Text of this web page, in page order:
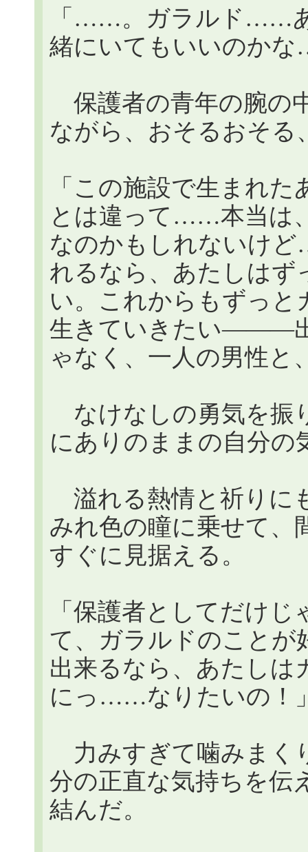
「……。ガラルド……
緒にいてもいいのか
保護者の青年の腕の
ながら、おそるおそる
「この施設で生まれ
とは違って……本当は
なのかもしれないけ
れるなら、あたしはず
い。これからもずっと
生きていきたい―――
ゃなく、一人の男性
なけなしの勇気を振
にありのままの自分の
溢れる熱情と祈りに
みれ色の瞳に乗せて、
すぐに見据える。
「保護者としてだけ
て、ガラルドのこと
出来るなら、あたしは
にっ……なりたいの！
力みすぎて噛みまく
分の正直な気持ちを伝
結んだ。